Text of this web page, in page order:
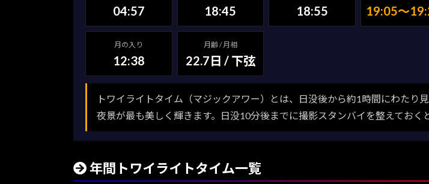
04:57 18:45 18:55 19:05〜
月の入り
12:38
月齢 / 月相
22.7日 / 下弦
トワイライトタイム（マジックアワー）とは、日没後から約1時間にわたり
夜景が最も美しく輝きます。日没10分後までに撮影スタンバイを整えておく
年間トワイライトタイム一覧